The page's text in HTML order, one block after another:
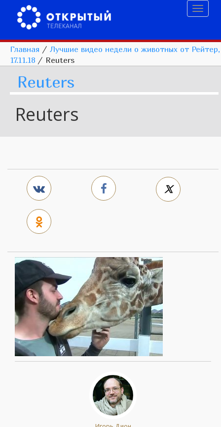
Главная / Лучшие видео недели о животных от Рейтер,
17.11.18 / Reuters
Reuters
Reuters